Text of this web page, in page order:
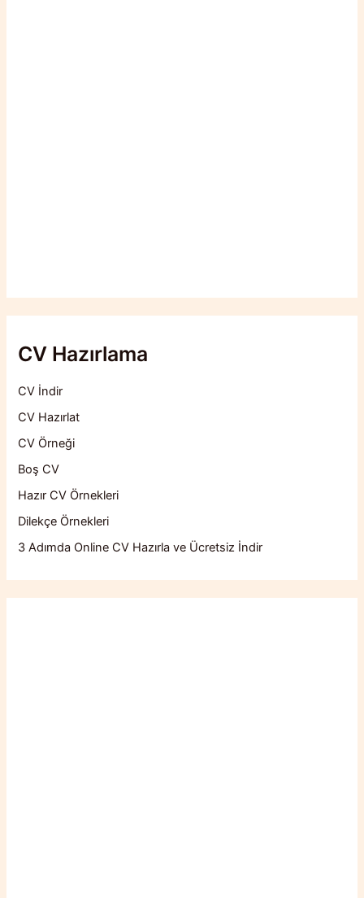
CV Hazırlama
CV İndir
CV Hazırlat
CV Örneği
Boş CV
Hazır CV Örnekleri
Dilekçe Örnekleri
3 Adımda Online CV Hazırla ve Ücretsiz İndir